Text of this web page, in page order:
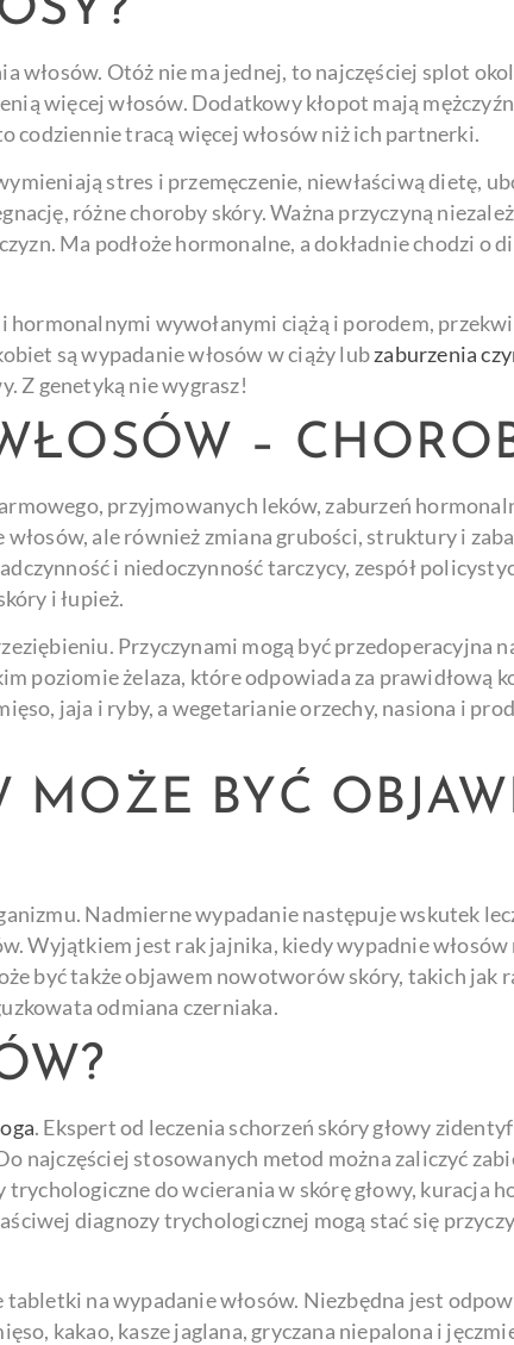
włosów. Otóż nie ma jednej, to najczęściej splot
więcej włosów. Dodatkowy kłopot mają
codziennie tracą więcej włosów niż ich partnerki.
stres i przemęczenie, niewłaściwą dietę,
różne choroby skóry. Ważna przyczyną
Ma podłoże hormonalne, a dokładnie chodzi o
hormonalnymi wywołanymi ciążą i porodem,
są wypadanie włosów w ciąży lubzaburzenia
Z genetyką nie wygrasz!
–
przyjmowanych leków, zaburzeń
ale również zmiana grubości, struktury i
i niedoczynność tarczycy, zespół
i łupież.
Przyczynami mogą być przedoperacyjna
poziomie żelaza, które odpowiada za prawidłową
jaja i ryby, a wegetarianie orzechy, nasiona i
BYĆ
Nadmierne wypadanie następuje wskutek
Wyjątkiem jest rak jajnika, kiedy wypadnie włosów
być także objawem nowotworów skóry, takich jak
odmiana czerniaka.
. Ekspert od leczenia schorzeń skóry głowy
najczęściej stosowanych metod można zaliczyć
do wcierania w skórę głowy, kuracja
diagnozy trychologicznej mogą stać się
na wypadanie włosów. Niezbędna jest
kakao, kasze jaglana, gryczana niepalona i